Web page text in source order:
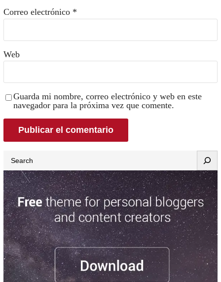
Correo electrónico *
Web
Guarda mi nombre, correo electrónico y web en este
navegador para la próxima vez que comente.